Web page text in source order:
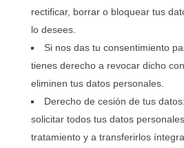
rectificar, borrar o bloquear tus
lo desees.
Si nos das tu consentimiento
tienes derecho a revocar dicho
eliminen tus datos personales.
Derecho de cesión de tus
solicitar todos tus datos
tratamiento y a transferirlos